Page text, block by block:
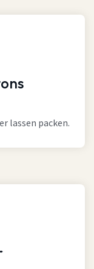
lassen packen.